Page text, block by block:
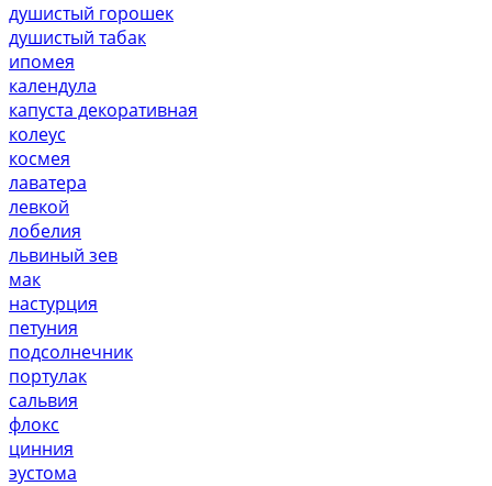
душистый горошек
душистый табак
ипомея
календула
капуста декоративная
колеус
космея
лаватера
левкой
лобелия
львиный зев
мак
настурция
петуния
подсолнечник
портулак
сальвия
флокс
цинния
эустома